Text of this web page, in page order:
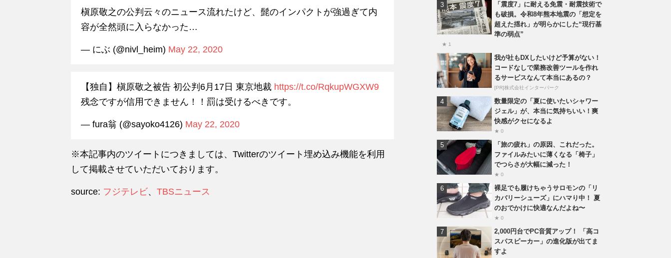
槇原敬之の公判云々のニュース流れたけど、髭のインパクトが強過ぎて内
容が全然頭に入らなかった…
— にぶ (@nivl_heim) May 22, 2020
【独自】槇原敬之被告 初公判6月17日 東京地裁 https://t.co/RqkupWGXW9
残念ですが信用できません！！罰は受けるべきです。
— fura翁 (@sayoko4126) May 22, 2020
※本記事内のツイートにつきましては、Twitterのツイート埋め込み機能を利用
して掲載させていただいております。
source: フジテレビ、 TBSニュース
「震度7」に耐える免震・耐震技術で
も破損。令和8年熊本地震の「想定を
超えた揺れ」が明らかにした“現行基
準の弱点”
★ 1
我が社もDXしたいけど予算がない！
コードなしで業務改善ツールを作れ
るサービスなんて本当にあるの？
[PR]株式会社インターパーク
数量限定の「夏に使いたいシャワー
ジェル」が、本当に気持ちいい！爽
快感がクセになるよ
★ 0
「旅の疲れ」の原因、これだった。
ファイルみたいに薄くなる「椅子」
でつらさが大幅に減った！
★ 0
裸足でも履けちゃうサロモンの「リ
カバリーシューズ」にハマり中！ 夏
のおでかけに快適なんだよね〜
★ 0
2,000円台でPC音質アップ！ 「高コ
スパスピーカー」の進化版が出てま
すよ